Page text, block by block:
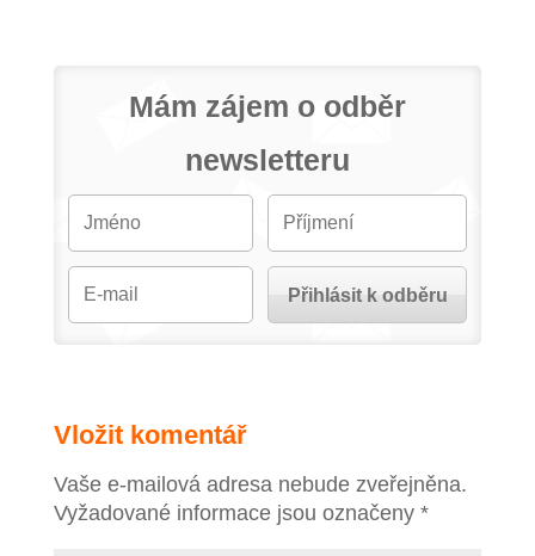
Mám zájem o odběr
newsletteru
Vložit komentář
Vaše e-mailová adresa nebude zveřejněna.
Vyžadované informace jsou označeny *